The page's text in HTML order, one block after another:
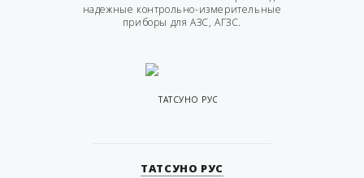
надежные контрольно-измерительные
приборы для АЗС, АГЗС.
ТАТСУНО РУС